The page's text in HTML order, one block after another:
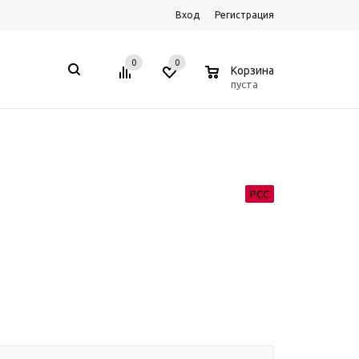
Вход Регистрация
0 0
Корзина
пуста
РСС